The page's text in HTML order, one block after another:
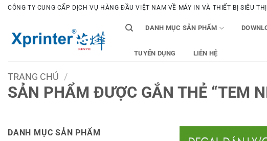
Bỏ
dung
CÔNG TY CUNG CẤP DỊCH VỤ HÀNG ĐẦU VIỆT NAM VỀ MÁY IN VÀ THIẾT BỊ SIÊU THỊ
DANH MỤC SẢN PHẨM
TUYỂN DỤNG LIÊN HỆ
TRANG CHỦ /
SẢN PHẨM ĐƯỢC GẮN THẺ “TEM
DANH MỤC SẢN PHẨM